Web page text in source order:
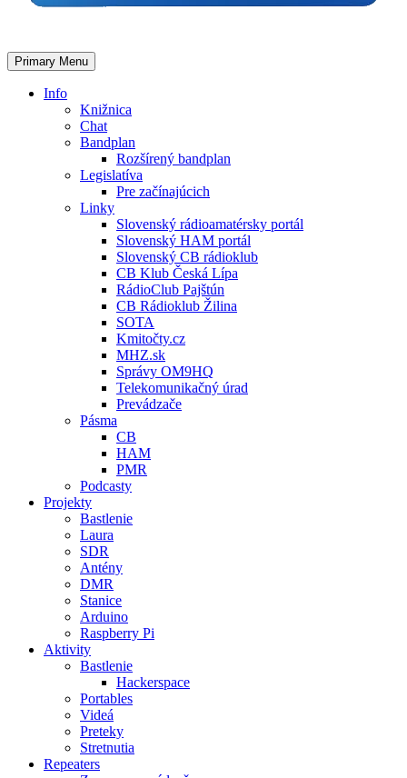
Primary Menu
Info
Knižnica
Chat
Bandplan
Rozšírený bandplan
Legislatíva
Pre začínajúcich
Linky
Slovenský rádioamatérsky portál
Slovenský HAM portál
Slovenský CB rádioklub
CB Klub Česká Lípa
RádioClub Pajštún
CB Rádioklub Žilina
SOTA
Kmitočty.cz
MHZ.sk
Správy OM9HQ
Telekomunikačný úrad
Prevádzače
Pásma
CB
HAM
PMR
Podcasty
Projekty
Bastlenie
Laura
SDR
Antény
DMR
Stanice
Arduino
Raspberry Pi
Aktivity
Bastlenie
Hackerspace
Portables
Videá
Preteky
Stretnutia
Repeaters